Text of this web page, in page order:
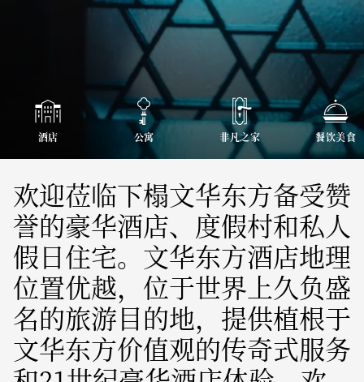
酒店 公寓 非凡之家 餐饮美食
欢迎莅临下榻文华东方备受赞
誉的豪华酒店、度假村和私人
假日住宅。文华东方酒店地理
位置优越，位于世界上久负盛
名的旅游目的地，提供植根于
文华东方价值观的传奇式服务